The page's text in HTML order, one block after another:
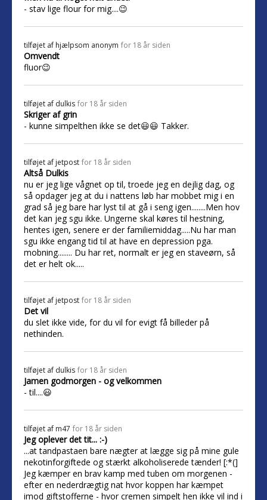
- stav lige flour for mig....😉
tilføjet af hjælpsom anonym for 18 år siden
Omvendt
fluor😉
tilføjet af dulkis for 18 år siden
Skriger af grin
- kunne simpelthen ikke se det😃😃 Takker.
tilføjet af jetpost for 18 år siden
Altså Dulkis
nu er jeg lige vågnet op til, troede jeg en dejlig dag, og
så opdager jeg at du i nattens løb har mobbet mig i en
grad så jeg bare har lyst til at gå i seng igen........Men hov
det kan jeg sgu ikke. Ungerne skal køres til hestning,
hentes igen, senere er der familiemiddag.....Nu har man
sgu ikke engang tid til at have en depression pga.
mobning........ Du har ret, normalt er jeg en staveørn, så
det er helt ok.....
tilføjet af jetpost for 18 år siden
Det vil
du slet ikke vide, for du vil for evigt få billeder på
nethinden.
tilføjet af dulkis for 18 år siden
Jamen godmorgen - og velkommen
- til....😃
tilføjet af m47 for 18 år siden
Jeg oplever det tit... :-)
...at tandpastaen bare nægter at lægge sig på mine gule
nekotinforgiftede og stærkt alkoholiserede tænder! [:*(]
Jeg kæmper en brav kamp med tuben om morgenen -
efter en nederdrægtig nat hvor koppen har kæmpet
imod giftstofferne - hvor cremen simpelt hen ikke vil ind i